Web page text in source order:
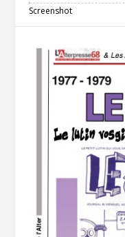
Screenshot